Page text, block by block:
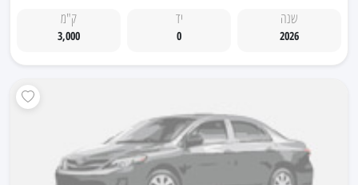
שנה
2026
יד
0
ק"מ
3,000